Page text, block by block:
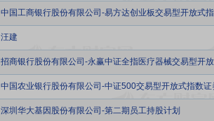
中国工商银行股份有限公司-易方达创业板交易型开放式
汪建
招商银行股份有限公司-永赢中证全指医疗器械交易型开
中国农业银行股份有限公司-中证500交易型开放式指数
深圳华大基因股份有限公司-第二期员工持股计划